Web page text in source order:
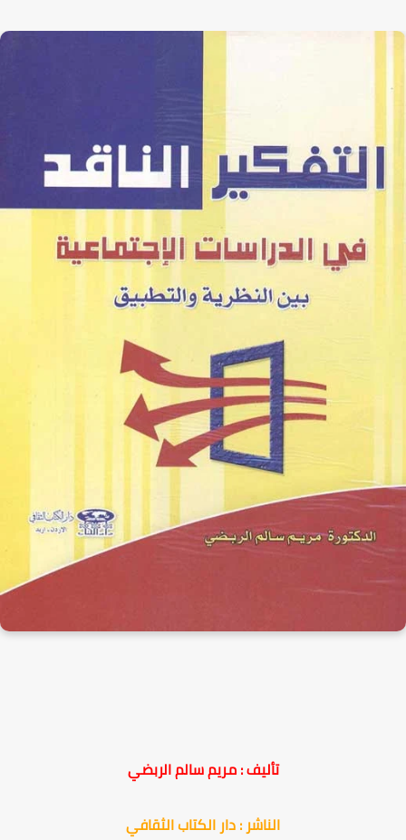
تأليف : مريم سالم الربضي
الناشر : دار الكتاب الثقافي